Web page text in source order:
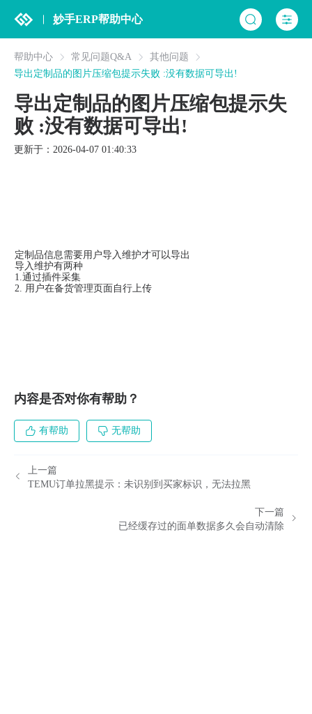
妙手ERP帮助中心
帮助中心 常见问题Q&A
其他问题
导出定制品的图片压缩包提示失败 :没有数据可导出!
导出定制品的图片压缩包提示失
败 :没有数据可导出!
更新于：2026-04-07 01:40:33
定制品信息需要用户导入维护才可以导出
导入维护有两种
1.通过插件采集
2. 用户在备货管理页面自行上传
内容是否对你有帮助？
有帮助 无帮助
上一篇
TEMU订单拉黑提示：未识别到买家标识，无法拉黑
下一篇
已经缓存过的面单数据多久会自动清除